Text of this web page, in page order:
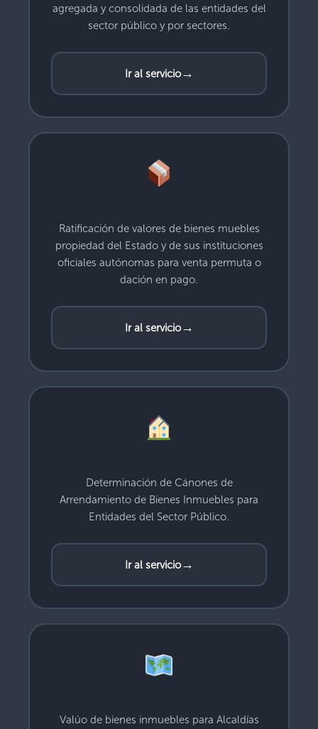
agregada y consolidada de las entidades del
sector público y por sectores.
Ir al servicio→
Ratificación de valores de bienes muebles
propiedad del Estado y de sus instituciones
oficiales autónomas para venta permuta o
dación en pago.
Ir al servicio→
Determinación de Cánones de
Arrendamiento de Bienes Inmuebles para
Entidades del Sector Público.
Ir al servicio→
Valúo de bienes inmuebles para Alcaldías